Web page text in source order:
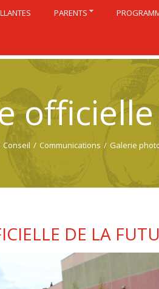
Conseil / Communications / Galerie
DE LA
PARENTS